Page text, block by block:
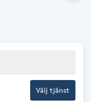
Välj tjänst